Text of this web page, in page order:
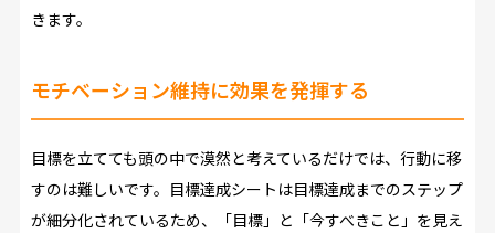
きます。
モチベーション維持に効果を発揮する
目標を立てても頭の中で漠然と考えているだけでは、行動に移
すのは難しいです。目標達成シートは目標達成までのステップ
が細分化されているため、「目標」と「今すべきこと」を見え